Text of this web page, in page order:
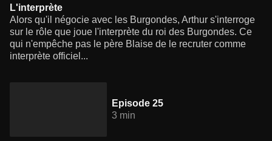
L'interprète
Alors qu'il négocie avec les Burgondes, Arthur s'interroge
sur le rôle que joue l'interprète du roi des Burgondes. Ce
qui n'empêche pas le père Blaise de le recruter comme
interprète officiel...
Episode 25
3 min